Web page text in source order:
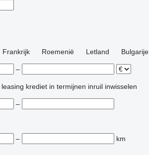
Frankrijk Roemenië Letland Bulgarije
–
leasing krediet in termijnen inruil inwisselen
–
–
km